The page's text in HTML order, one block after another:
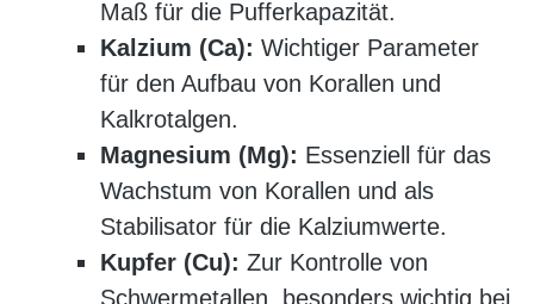
Maß für die Pufferkapazität.
Kalzium (Ca): Wichtiger Parameter
für den Aufbau von Korallen und
Kalkrotalgen.
Magnesium (Mg): Essenziell für das
Wachstum von Korallen und als
Stabilisator für die Kalziumwerte.
Kupfer (Cu): Zur Kontrolle von
Schwermetallen, besonders wichtig bei